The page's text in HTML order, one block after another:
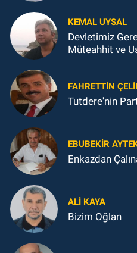
KEMAL UYSAL
Devletimiz Gereğini
Müteahhit ve
FAHRETTIN
Tutdere'nin
EBUBEKIR
Enkazdan
ALI KAYA
Bizim Oğlan